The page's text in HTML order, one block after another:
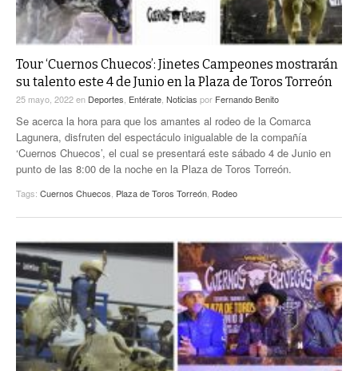
Tour ‘Cuernos Chuecos’: Jinetes Campeones mostrarán
su talento este 4 de Junio en la Plaza de Toros Torreón
25 mayo, 2022en Deportes Entérate Noticias por Fernando Benito
Se acerca la hora para que los amantes al rodeo de la Comarca
Lagunera, disfruten del espectáculo inigualable de la compañía
‘Cuernos Chuecos’, el cual se presentará este sábado 4 de Junio en
punto de las 8:00 de la noche en la Plaza de Toros Torreón.
Tags: Cuernos Chuecos Plaza de Toros Torreón Rodeo